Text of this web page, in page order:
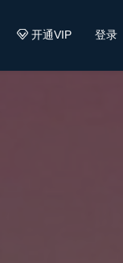
开通VIP 登录